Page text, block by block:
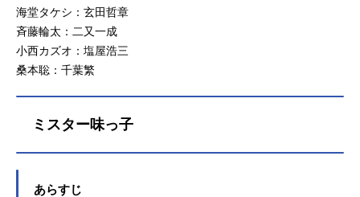
海堂タケシ：玄田哲章
斉藤輪太：二又一成
小西カズオ：塩屋浩三
桑本聡：千葉繁
ミスター味っ子
あらすじ